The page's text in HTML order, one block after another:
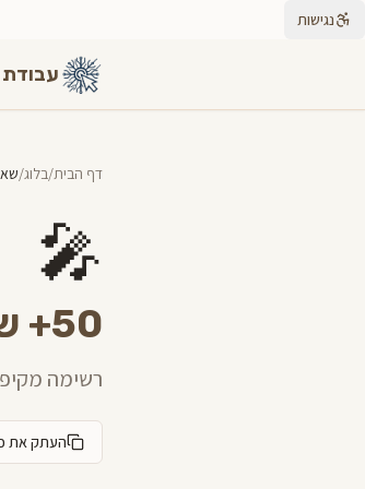
נגישות
דף הבית/בלוג/
🎤
50+ שאלות לראיון לעבודת שורשים
רשימה
העתק את